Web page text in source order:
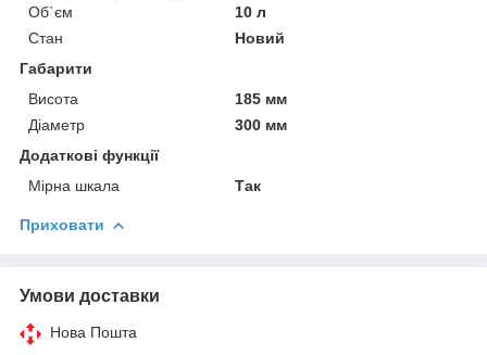
Об`єм
10 л
Стан
Новий
Габарити
Висота
185 мм
Діаметр
300 мм
Додаткові функції
Мірна шкала
Так
Приховати
Умови доставки
Нова Пошта